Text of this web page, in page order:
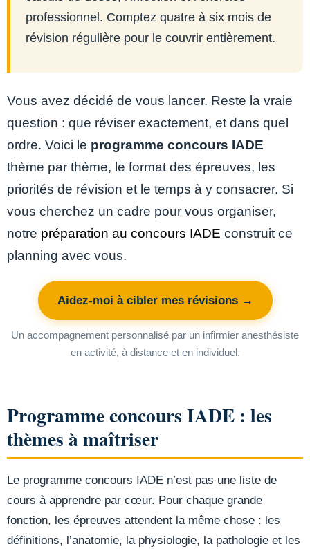
professionnel. Comptez quatre à six mois de
révision régulière pour le couvrir entièrement.
Vous avez décidé de vous lancer. Reste la vraie
question : que réviser exactement, et dans quel
ordre. Voici le programme concours IADE
thème par thème, le format des épreuves, les
priorités de révision et le temps à y consacrer. Si
vous cherchez un cadre pour vous organiser,
notre préparation au concours IADE construit ce
planning avec vous.
Aidez-moi à cibler mes révisions →
Un accompagnement personnalisé par un infirmier anesthésiste
en activité, à distance et en individuel.
Programme concours IADE : les
thèmes à maîtriser
Le programme concours IADE n’est pas une liste de
cours à apprendre par cœur. Pour chaque grande
fonction, les épreuves attendent la même chose : les
définitions, l’anatomie, la physiologie, la pathologie et les